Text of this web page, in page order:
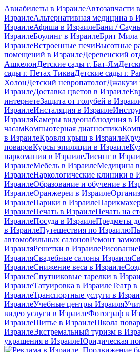
Авиабилеты в ИзраилеАвтозапчасти
ИзраилеАльтернативная медицина в
ИзраилеАфиша в ИзраилеБани /
ИзраилеБоулинг в ИзраилеБрит Мила
ИзраилеВстроенные печиВысотные
помещений в ИзраилеДеревенский
АшкелонДетские сады г. Бат-Ям
сады г. Петах ТикваДетские сады г.
ХолонДетский невропатологДжакузи
ИзраилеДоставка цветов в Израиле
интернетеЗащита от голубей в
ИзраилеИнсталяция в Израиле
ИзраиляКамеры видеонаблюдения в
часамКомпьютерная диагностика
в ИзраилеКровля крыш в Израиле
поваровКурсы эпиляции в Израиле
наркомании в ИзраилеЛисинг в
ИзраилеМебель в ИзраилеМедицина
ИзраилеНаркологические клиники в
ИзраилеОбразование и обучение в
ИзраилеОранжереи в Израиле
ИзраилеПарики в Израиле
ИзраилеПечать в ИзраилеПечать на
ИзраилеПосуда в ИзраилеПредметы
в ИзраилеПутешествия по Израилю
автомобильных салоновРемонт
ИзраиляРешетки в ИзраилеРисование
ИзраиляСвадебные салоны Израиля
ИзраилеСнижение веса в Израиле
ИзраилеСпутниковые тарелки в
ИзраилеТатуировка в ИзраилеТеатр
ИзраилеТранспортные услуги в
ИзраилеУчебные центры Израиля
видео услуги в ИзраилеФотограф в
ИзраилеШитье в ИзраилеШкола
ИзраилеЭкстремальный туризм в
украшения в ИзраилеЮридическая